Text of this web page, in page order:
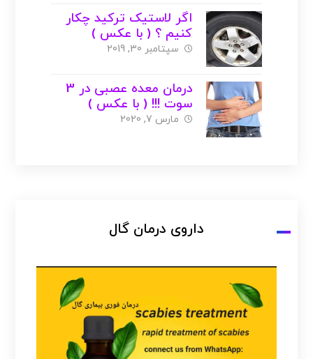
اگر لاستیک ترکید چکار
کنیم ؟ ( با عکس )
سپتامبر 30, 2019
درمان معده عصبی در 3
سوت !!! ( با عکس )
مارس 7, 2020
داروی درمان گال